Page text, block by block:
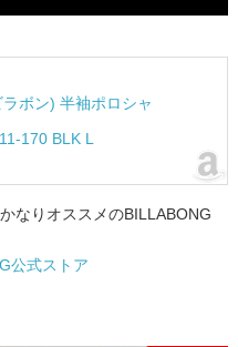
ボン) 半袖ポロシャ
170 BLK L
なりオススメのBILLABONG
公式ストア